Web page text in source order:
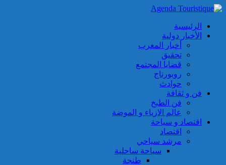
الرئيسية
الأخبار دولية
أخبار المغرب
تحقيق
قضايا المجتمع
روبورتاج
حوادث
فن و ثقافة
فن الطبخ
عالم الازياء و الموضة
اقتصاد و سياحة
اقتصاد
مرشد سياحي
سياحة ساحلية
طنجة